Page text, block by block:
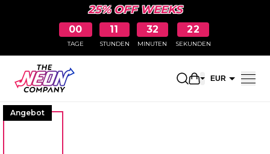
25% OFF WEEKS
00
TAGE
11
STUNDEN
32
MINUTEN
22
SEKUNDEN
Einkaufswagen
EUR
Angebot